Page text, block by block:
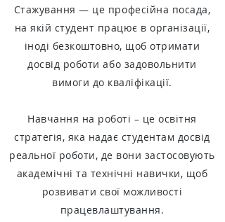
Стажування — це професійна посада,
на якій студент працює в організації,
іноді безкоштовно, щоб отримати
досвід роботи або задовольнити
вимоги до кваліфікації.
Навчання на роботі – це освітня
стратегія, яка надає студентам досвід
реальної роботи, де вони застосовують
академічні та технічні навички, щоб
розвивати свої можливості
працевлаштування.